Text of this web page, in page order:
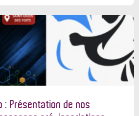
: Présentation de nos